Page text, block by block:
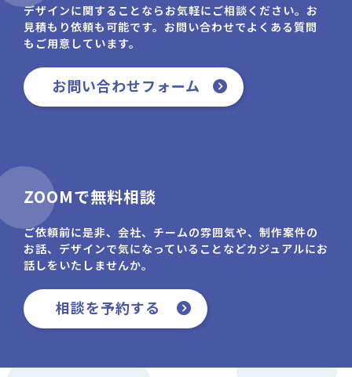
デザインに関することならお気軽にご相談ください。お
見積もり依頼も可能です。お問い合わせでよくある質問
もご用意しています。
お問い合わせフォーム
ZOOMで無料相談
ご依頼前に是非、会社、チームの雰囲気や、制作案件の
お話、デザインで気になっていることなどカジュアルにお
話しをいたしませんか。
相談を予約する